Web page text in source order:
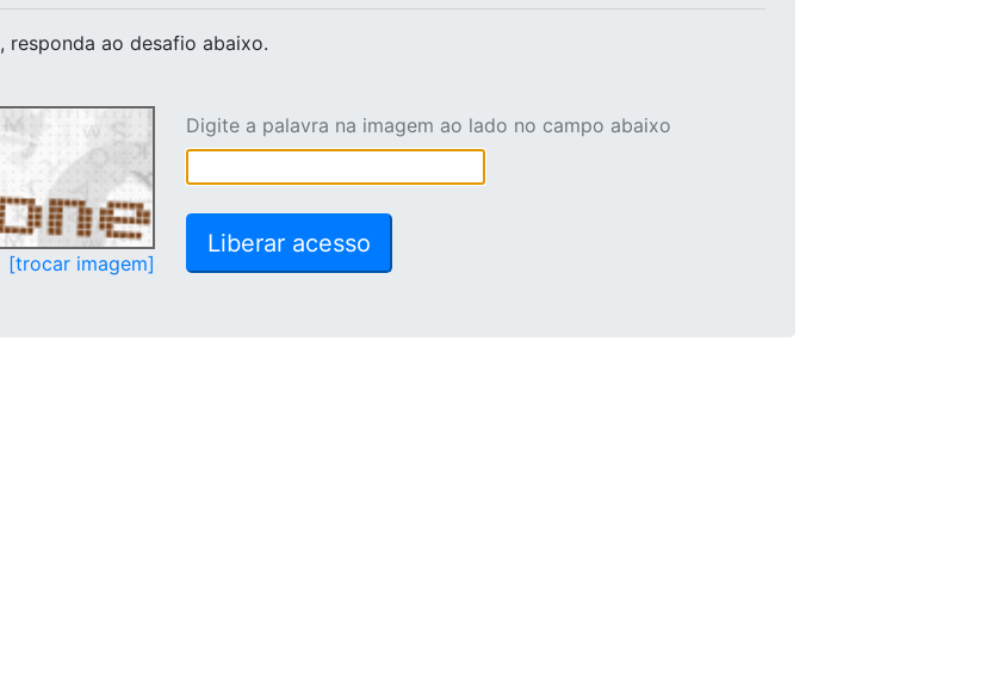
, responda ao desafio abaixo.
[trocar imagem]
Digite a palavra na imagem ao lado no campo abaixo